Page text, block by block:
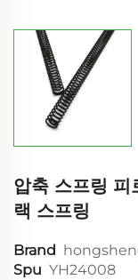
압축 스프링
랙 스프링
Brand
Spu YH24008